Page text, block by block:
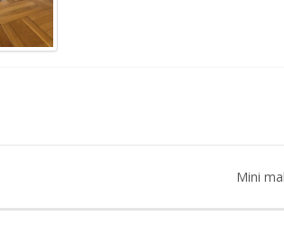
Mini